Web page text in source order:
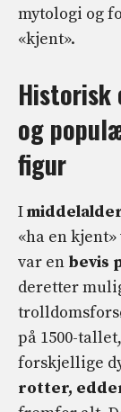
mytologi og
«kjent».
Historisk
og
figur
I
«ha en
var en bevis
deretter
på 1500-
forskjellige
rotter,